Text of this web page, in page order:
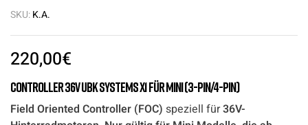
SKU:K.A.
220,00€
Controller 36V UBK Systems X1 für Mini (3-Pin/4-Pin)
Field Oriented Controller (FOC) speziell für36V-